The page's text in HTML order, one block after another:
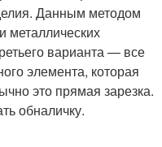
Данным методом
металлических
варианта — все
элемента, которая
это прямая зарезка.